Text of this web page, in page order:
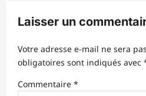
o
n
d
’
Laisser un
Votre adresse e-mail ne sera
obligatoires sont indiqués avec
Commentaire *